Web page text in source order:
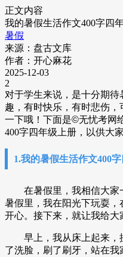
正文内容
我的暑假生活作文400字四
暑假
来源：盘古文库
作者：开心麻花
2025-12-03
2
对于学生来说，是十分期
趣，有时快乐，有时悲伤
一下哦！下面是©无忧考网
400字四年级上册，以供大
1.我的暑假生活作文400
在暑假里，我相信大家
暑假里，我在阳光下玩耍
开心。接下来，就让我给
早上，我从床上起来，
了洗脸，刷了刷牙，站在